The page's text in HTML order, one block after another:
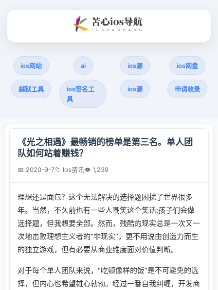
ios网站 ai ios源 ios网盘
越狱工具
ios签名工
具
ios源 申请收录
《光之相遇》最畅销的榜单是第三名。单人团
队如何站着赚钱？
📅 2020-9-7📁 Ios资讯👁 1,239
理想还是面包？这个无法解决的选择题困扰了世界很多
年。当然，不久前也有一些人嘲笑这个笑话:孩子们会做
选择题，但我想要全部。然而，残酷的现实总是一次又一
次地击败理想主义者的“非现实”，更不用说由创造力而生
的独立游戏，但有必要从商业维度面对价值判断。
对于每个单人团队来说，“吃顿像样的饭”是不可避免的选
择，但内心也希望雄心勃勃。经过一番自我纠缠，开发商